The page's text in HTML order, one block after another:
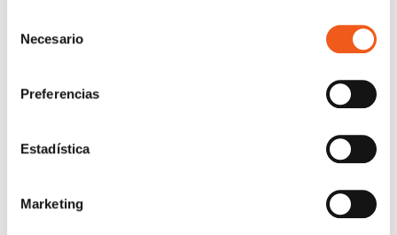
consultar nuestra política de cookies
política de cookies
Necesario
Preferencias
Estadística
Marketing
octubre 23, 2024